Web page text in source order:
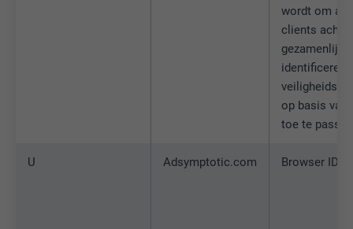
wordt om
clients
gezamenlijk
identificeren
op basis van
toe te
U Adsymptotic.com Browser ID-